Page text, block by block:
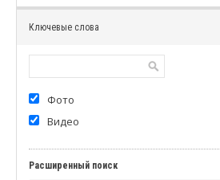
Ключевые слова
Фото
Видео
Расширенный поиск